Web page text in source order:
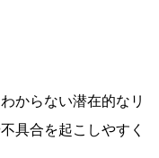
からない潜在的なリ
具合を起こしやすく